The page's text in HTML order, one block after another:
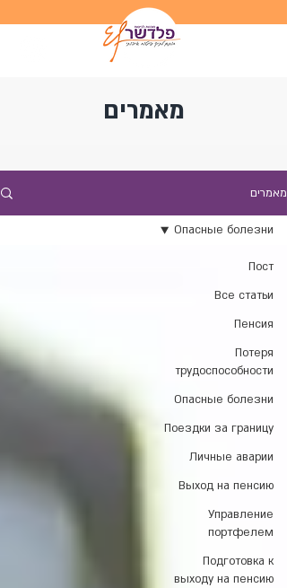
מאמרים
מאמרים
Пост
Все статьи
Пенсия
Потеря
трудоспособности
Опасные болезни
Поездки за границу
Личные аварии
Выход на пенсию
Управление
портфелем
Подготовка к
выходу на пенсию
Опасные болезни